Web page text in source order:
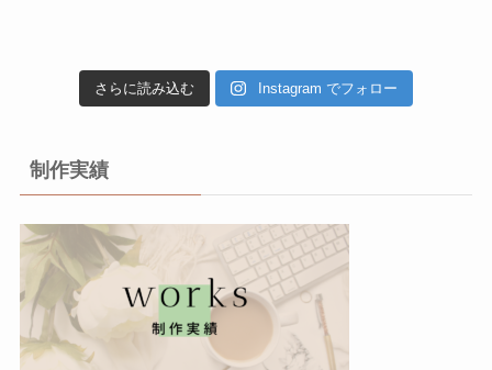
さらに読み込む Instagram でフォロー
制作実績